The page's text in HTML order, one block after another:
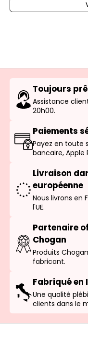
Toujours
Assistance
20h00.
Paiements
Payez en toute
bancaire, Apple
Livraison
européenne
Nous livrons en
l'UE.
Partenaire
Chogan
Produits
fabricant.
Fabriqué en
Une qualité
clients dans le